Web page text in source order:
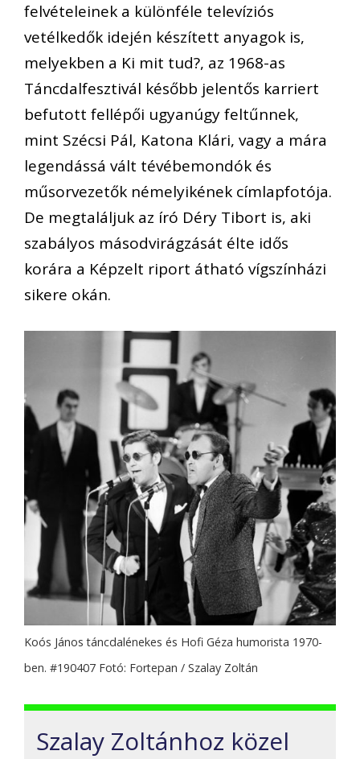
felvételeinek a különféle televíziós
vetélkedők idején készített anyagok is,
melyekben a Ki mit tud?, az 1968-as
Táncdalfesztivál később jelentős karriert
befutott fellépői ugyanúgy feltűnnek,
mint Szécsi Pál, Katona Klári, vagy a mára
legendássá vált tévébemondók és
műsorvezetők némelyikének címlapfotója.
De megtaláljuk az író Déry Tibort is, aki
szabályos másodvirágzását élte idős
korára a Képzelt riport átható vígszínházi
sikere okán.
Koós János táncdalénekes és Hofi Géza humorista 1970-
ben. #190407 Fotó: Fortepan / Szalay Zoltán
Szalay Zoltánhoz közel